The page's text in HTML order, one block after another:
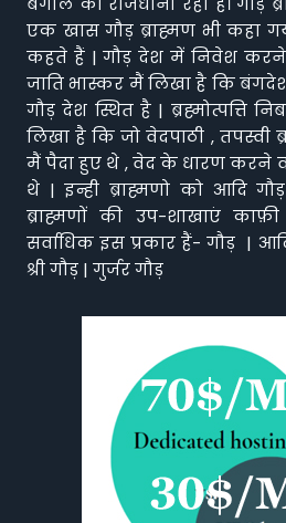
एक खास गौड़ ब्राह्मण भी कहा
कहते हैं | गौड़ देश में निवेश करने
जाति भास्कर मैं लिखा है कि
गौड़ देश स्थित है | ब्रह्मोत्पत्ति
लिखा है कि जो वेदपाठी , तपस्वी
मैं पैदा हुए थे , वेद के धारण करने
थे | इन्ही ब्राह्मणो को आदि
ब्राह्मणों की उप-शाखाएं
सर्वाधिक इस प्रकार हैं- गौड़ |
श्री गौड़ | गुर्जर गौड़